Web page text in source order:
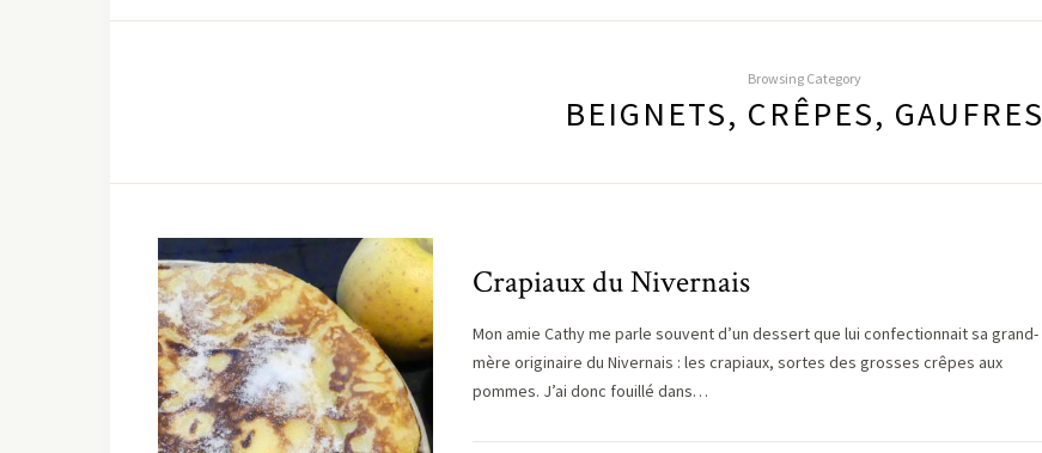
Browsing Category
BEIGNETS, CRÊPES, GAUFRES
Crapiaux du Nivernais
Mon amie Cathy me parle souvent d’un dessert que lui confectionnait sa grand-
mère originaire du Nivernais : les crapiaux, sortes des grosses crêpes aux
pommes. J’ai donc fouillé dans…